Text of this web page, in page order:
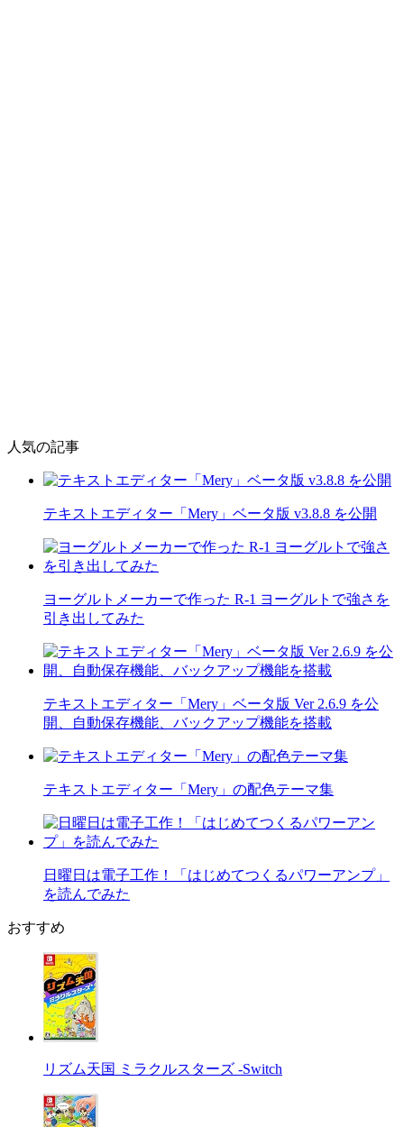
人気の記事
テキストエディター「Mery」ベータ版 v3.8.8 を公開
ヨーグルトメーカーで作った R-1 ヨーグルトで強さを
引き出してみた
テキストエディター「Mery」ベータ版 Ver 2.6.9 を公
開、自動保存機能、バックアップ機能を搭載
テキストエディター「Mery」の配色テーマ集
日曜日は電子工作！「はじめてつくるパワーアンプ」
を読んでみた
おすすめ
リズム天国 ミラクルスターズ -Switch